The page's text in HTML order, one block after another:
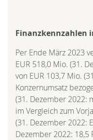
Finanzkennzahlen
Per Ende März 2023
EUR 518,0 Mio. (31.
von EUR 103,7 Mio.
Konzernumsatz
(31. Dezember 2022:
im Vergleich zum
(31. Dezember 2022:
Dezember 2022: 18,5